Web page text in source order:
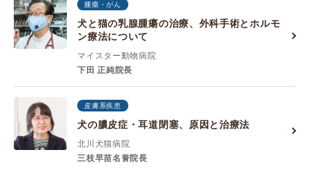
腫瘍・がん
犬と猫の乳腺腫瘍の治療、外科手術とホルモ
ン療法について
マイスター動物病院
下田 正純院長
皮膚系疾患
犬の膿皮症・耳道閉塞、原因と治療法
北川犬猫病院
三枝早苗名誉院長